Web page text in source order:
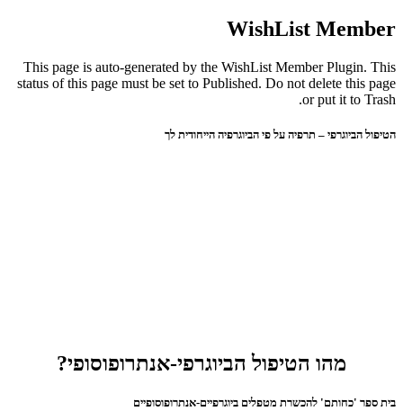
WishList Member
This page is auto-generated by the WishList Member Plugin. This
status of this page must be set to Published. Do not delete this page
or put it to Trash.
הטיפול הביוגרפי – תרפיה על פי הביוגרפיה הייחודית לך
מהו הטיפול הביוגרפי-אנתרופוסופי?
בית ספר 'כחותם' להכשרת מטפלים ביוגרפיים-אנתרופוסופיים